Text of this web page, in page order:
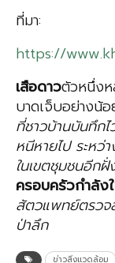
ที่มา:
https://
เสือดาวตัวหนึ่งห
บาดเจ็บอย่างน้
ที่ชาวบ้านบันทึก
หนีหายไป ระหว่
ในเขตชุมชนอีกฝั่
ครอบครัวกำลัง
สัตวแพทย์ตรวจ
ป่าลึก
ข่าวสิ่งแวดล้อม